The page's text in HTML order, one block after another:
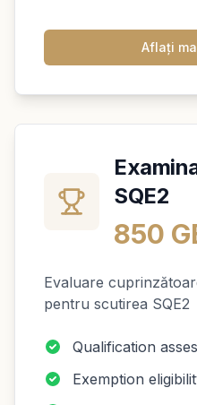
Aflați
SQE2
850
Evaluare
pentru scutirea SQE2
Qualification
Exemption